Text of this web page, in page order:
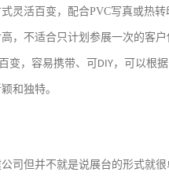
灵活百变，配合PVC写真或热
，不适合只计划参展一次的客户
变，容易携带、可 DIY，可以根
和独特。
司但并不就是说展台的形式就